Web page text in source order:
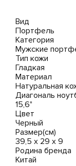
Вид
Портфель
Категория
Мужские
Тип кожи
Гладкая
Материал
Натуральная
Диагональ
15,6"
Цвет
Черный
Размер(см)
39,5 x 29 x 9
Родина бренда
Китай